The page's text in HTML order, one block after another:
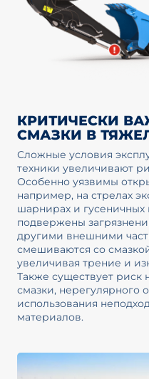
КРИТИЧЕСКИ
СМАЗКИ В
Сложные условия
техники увеличивают
Особенно уязвимы
например, на стрелах
шарнирах и гусеничных
подвержены
другими внешними
смешиваются со
увеличивая трение и
Также существует риск
смазки, нерегулярного
использования
материалов.